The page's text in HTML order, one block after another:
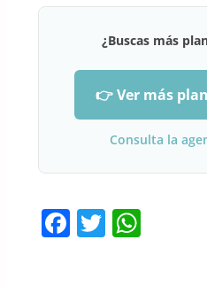
¿Buscas más
👉 Ver más
Consulta la
F T W